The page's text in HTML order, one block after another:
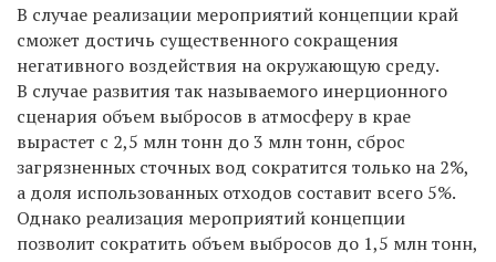
В случае реализации мероприятий концепции край
сможет достичь существенного сокращения
негативного воздействия на окружающую среду.
В случае развития так называемого инерционного
сценария объем выбросов в атмосферу в крае
вырастет с 2,5 млн тонн до 3 млн тонн, сброс
загрязненных сточных вод сократится только на 2%,
а доля использованных отходов составит всего 5%.
Однако реализация мероприятий концепции
позволит сократить объем выбросов до 1,5 млн тонн,